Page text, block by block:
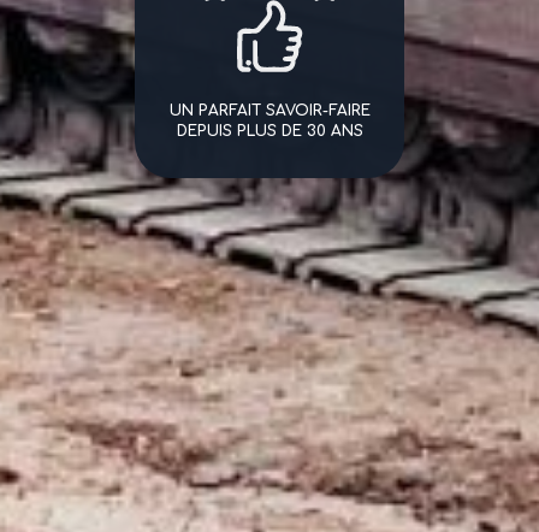
UN PARFAIT SAVOIR-FAIRE
DEPUIS PLUS DE 30 ANS